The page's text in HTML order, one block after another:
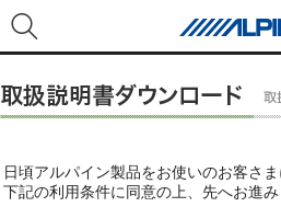
日頃アルパイン製品をお使いのお客さ
下記の利用条件に同意の上、先へお進み